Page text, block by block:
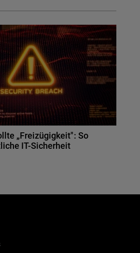
„Freizügigkeit": So
IT-Sicherheit